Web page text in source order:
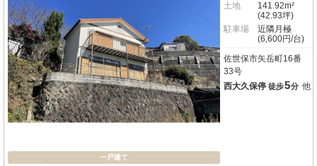
一戸建て
土地
141.92m²
(42.93坪)
駐車場
近隣月極
(6,600円/台)
佐世保市矢岳町16番
33号
西大久保停 徒歩5分 他